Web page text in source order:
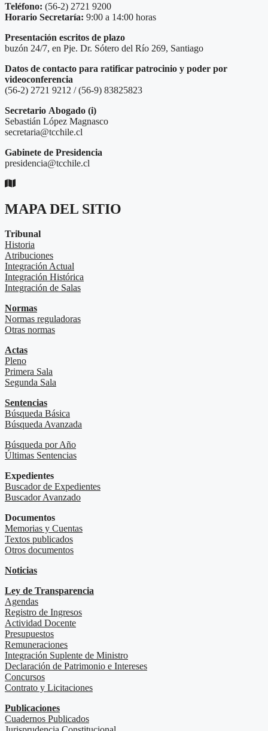
Teléfono: (56-2) 2721 9200
Horario Secretaría: 9:00 a 14:00 horas
Presentación escritos de plazo
buzón 24/7, en Pje. Dr. Sótero del Río 269, Santiago
Datos de contacto para ratificar patrocinio y poder por
videoconferencia
(56-2) 2721 9212 / (56-9) 83825823
Secretario Abogado (i)
Sebastián López Magnasco
secretaria@tcchile.cl
Gabinete de Presidencia
presidencia@tcchile.cl
MAPA DEL SITIO
Tribunal
Historia
Atribuciones
Integración Actual
Integración Histórica
Integración de Salas
Normas
Normas reguladoras
Otras normas
Actas
Pleno
Primera Sala
Segunda Sala
Sentencias
Búsqueda Básica
Búsqueda Avanzada
Búsqueda por Año
Últimas Sentencias
Expedientes
Buscador de Expedientes
Buscador Avanzado
Documentos
Memorias y Cuentas
Textos publicados
Otros documentos
Noticias
Ley de Transparencia
Agendas
Registro de Ingresos
Actividad Docente
Presupuestos
Remuneraciones
Integración Suplente de Ministro
Declaración de Patrimonio e Intereses
Concursos
Contrato y Licitaciones
Publicaciones
Cuadernos Publicados